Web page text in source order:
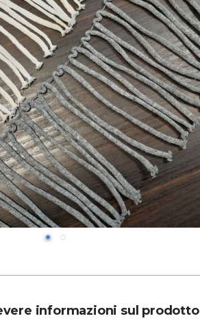
informazioni sul prodotto